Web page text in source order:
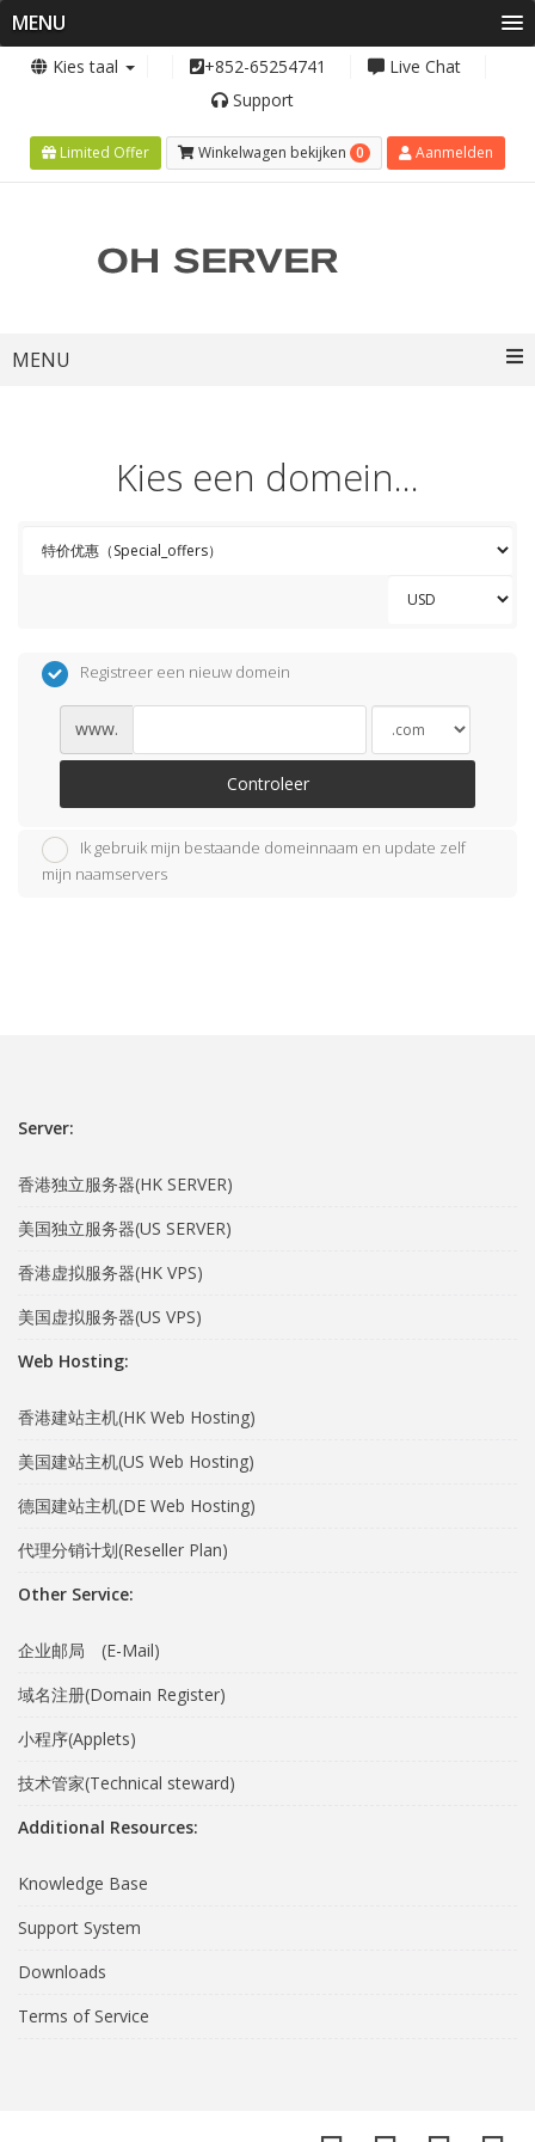
MENU
Kies taal +852-65254741
Live Chat
Support
Limited Offer Winkelwagen bekijken 0 Aanmelden
MENU
Kies een domein...
Registreer een nieuw domein
www.
Controleer
Ik gebruik mijn bestaande domeinnaam en update zelf
mijn naamservers
Server:
香港独立服务器(HK SERVER)
美国独立服务器(US SERVER)
香港虚拟服务器(HK VPS)
美国虚拟服务器(US VPS)
Web Hosting:
香港建站主机(HK Web Hosting)
美国建站主机(US Web Hosting)
德国建站主机(DE Web Hosting)
代理分销计划(Reseller Plan)
Other Service:
企业邮局 (E-Mail)
域名注册(Domain Register)
小程序(Applets)
技术管家(Technical steward)
Additional Resources:
Knowledge Base
Support System
Downloads
Terms of Service